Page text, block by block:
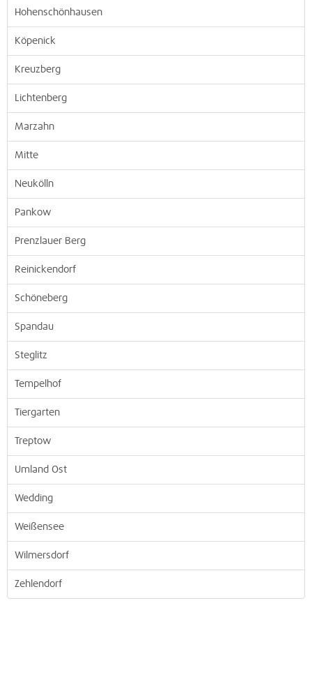
Hohenschönhausen
Köpenick
Kreuzberg
Lichtenberg
Marzahn
Mitte
Neukölln
Pankow
Prenzlauer Berg
Reinickendorf
Schöneberg
Spandau
Steglitz
Tempelhof
Tiergarten
Treptow
Umland Ost
Wedding
Weißensee
Wilmersdorf
Zehlendorf